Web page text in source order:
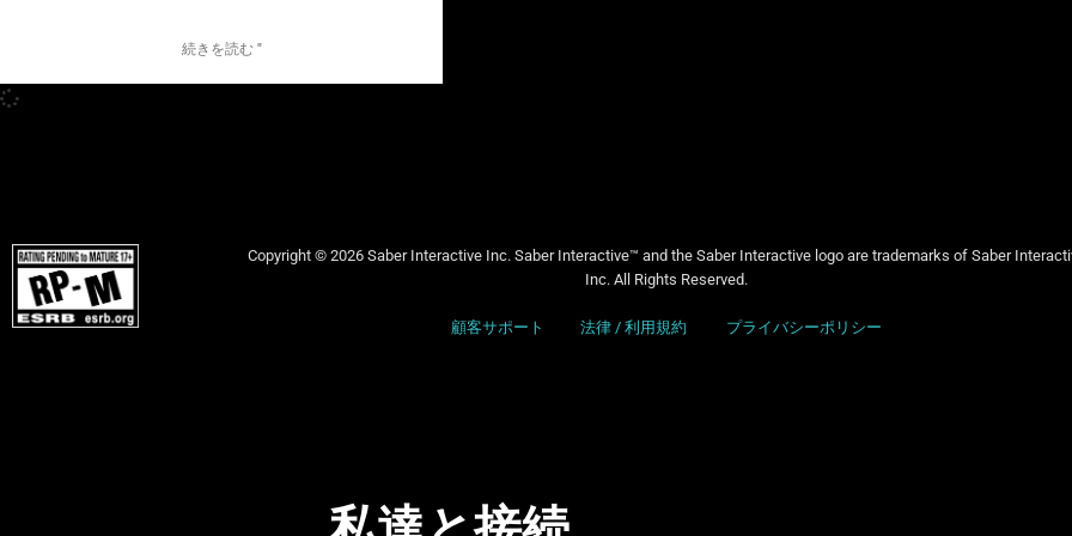
続きを読む "
Copyright © 2026 Saber Interactive Inc. Saber Interactive™ and the Saber Interactive logo are trademarks of Saber
Inc. All Rights Reserved.
顧客サポート 法律 / 利用規約 プライバシーポリシー